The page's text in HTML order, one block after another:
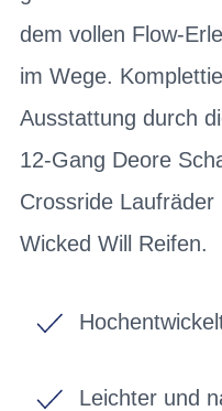
dem vollen Flow-
im Wege.
Ausstattung durch
12-Gang Deore
Crossride
Wicked Will Reifen.
Leichter und